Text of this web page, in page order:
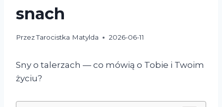
snach
PrzezTarocistka Matylda 2026-06-11
Sny o talerzach — co mówią o Tobie i Twoim
życiu?